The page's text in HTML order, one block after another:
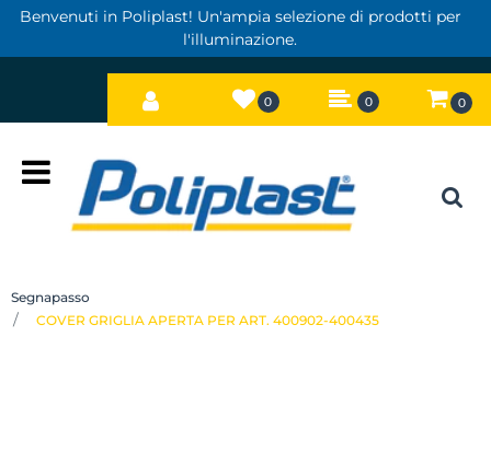
Benvenuti in Poliplast! Un'ampia selezione di prodotti per
l'illuminazione.
0 0 0
Segnapasso
COVER GRIGLIA APERTA PER ART. 400902-400435